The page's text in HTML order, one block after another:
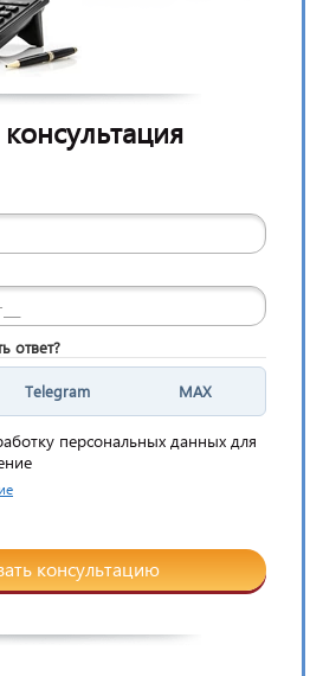
ответ?
Telegram MAX
персональных данных для
консультацию